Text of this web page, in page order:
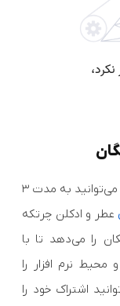
پیش از خرید اشتراک چرتکه و پرداخت هزینه، می‌توانید به مدت ۳
عطر و ادکلن چرتکه
را می‌دهد تا با
محیط نرم‌ افزار را
اشتراک خود را